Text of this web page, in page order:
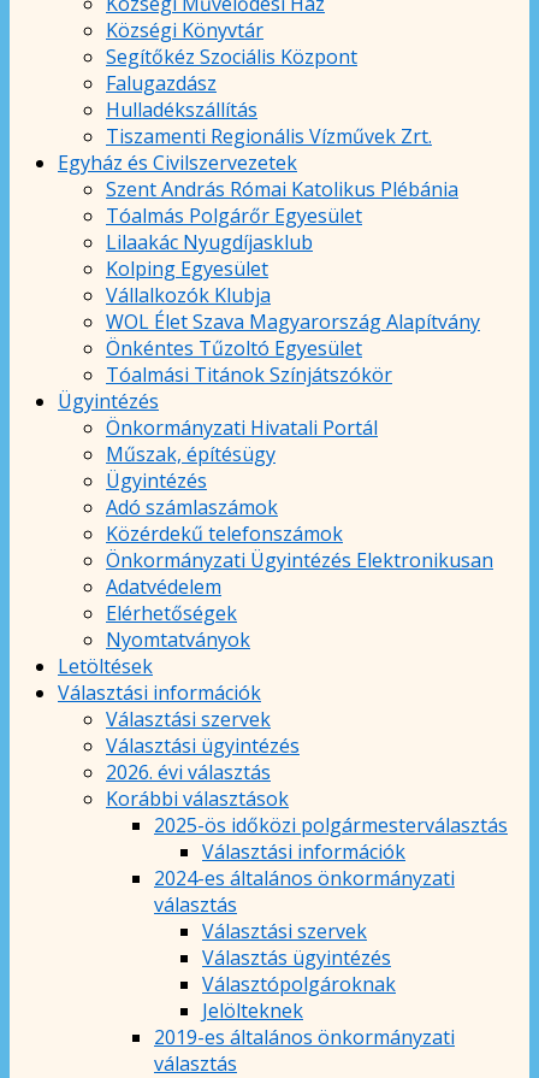
Községi Könyvtár
Segítőkéz Szociális Központ
Falugazdász
Hulladékszállítás
Tiszamenti Regionális Vízművek Zrt.
Egyház és Civilszervezetek
Szent András Római Katolikus Plébánia
Tóalmás Polgárőr Egyesület
Lilaakác Nyugdíjasklub
Kolping Egyesület
Vállalkozók Klubja
WOL Élet Szava Magyarország Alapítvány
Önkéntes Tűzoltó Egyesület
Tóalmási Titánok Színjátszókör
Ügyintézés
Önkormányzati Hivatali Portál
Műszak, építésügy
Ügyintézés
Adó számlaszámok
Közérdekű telefonszámok
Önkormányzati Ügyintézés Elektronikusan
Adatvédelem
Elérhetőségek
Nyomtatványok
Letöltések
Választási információk
Választási szervek
Választási ügyintézés
2026. évi választás
Korábbi választások
2025-ös időközi polgármesterválasztás
Választási információk
2024-es általános önkormányzati
választás
Választási szervek
Választás ügyintézés
Választópolgároknak
Jelölteknek
2019-es általános önkormányzati
választás